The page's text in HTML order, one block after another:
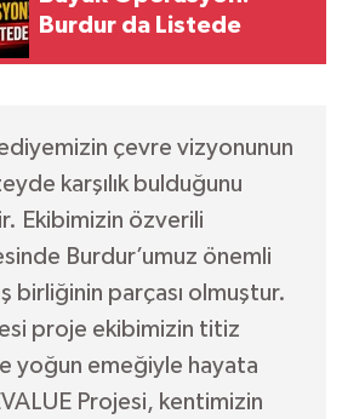
Burdur da Listede
çevre vizyonunun
karşılık bulduğunu
Ekibimizin özverili
Burdur’umuz önemli
birliğinin parçası olmuştur.
proje ekibimizin titiz
yoğun emeğiyle hayata
Projesi, kentimizin